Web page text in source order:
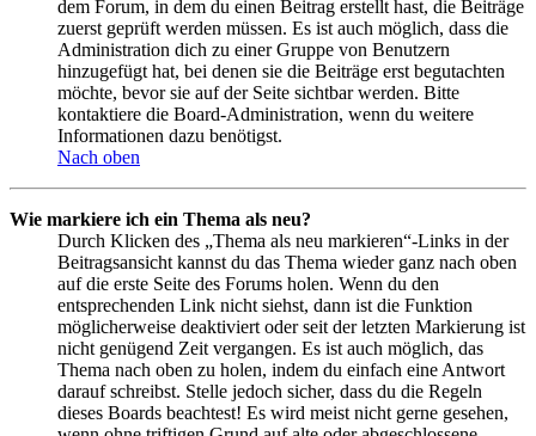
dem Forum, in dem du einen Beitrag erstellt hast, die Beiträge
zuerst geprüft werden müssen. Es ist auch möglich, dass die
Administration dich zu einer Gruppe von Benutzern
hinzugefügt hat, bei denen sie die Beiträge erst begutachten
möchte, bevor sie auf der Seite sichtbar werden. Bitte
kontaktiere die Board-Administration, wenn du weitere
Informationen dazu benötigst.
Nach oben
Wie markiere ich ein Thema als neu?
Durch Klicken des „Thema als neu markieren“-Links in der
Beitragsansicht kannst du das Thema wieder ganz nach oben
auf die erste Seite des Forums holen. Wenn du den
entsprechenden Link nicht siehst, dann ist die Funktion
möglicherweise deaktiviert oder seit der letzten Markierung ist
nicht genügend Zeit vergangen. Es ist auch möglich, das
Thema nach oben zu holen, indem du einfach eine Antwort
darauf schreibst. Stelle jedoch sicher, dass du die Regeln
dieses Boards beachtest! Es wird meist nicht gerne gesehen,